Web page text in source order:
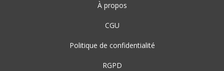
À propos
CGU
Politique de confidentialité
RGPD